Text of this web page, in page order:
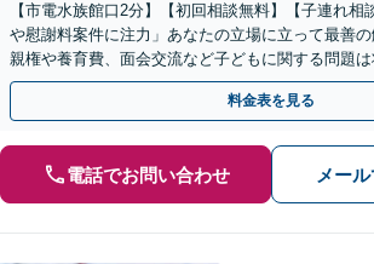
【市電水族館口2分】【初回相談無料】【子連れ相
や慰謝料案件に注力」あなたの立場に立って最善の
親権や養育費、面会交流など子どもに関する問題
寧に対応「安心の費用体系／経済状況に応じて柔
料金表を見る
電話でお問い合わせ メー